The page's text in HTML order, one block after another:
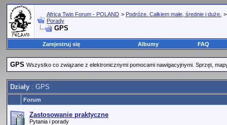
Africa Twin Forum - POLAND > Podróże. Całkiem małe, średnie i duże.
Porady
GPS
Zarejestruj się Albumy FAQ
GPS Wszystko co związane z elektronicznymi pomocami nawigacyjnymi. Sprzęt,
Działy : GPS
Forum
Zastosowanie praktyczne
Pytania i porady